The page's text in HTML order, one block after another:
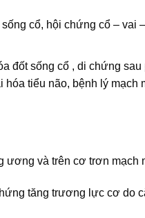
cổ, hội chứng cổ – vai
đốt sống cổ , di chứng sau
tiểu não, bệnh lý mạch
ương và trên cơ trơn mạch
tăng trương lực cơ do